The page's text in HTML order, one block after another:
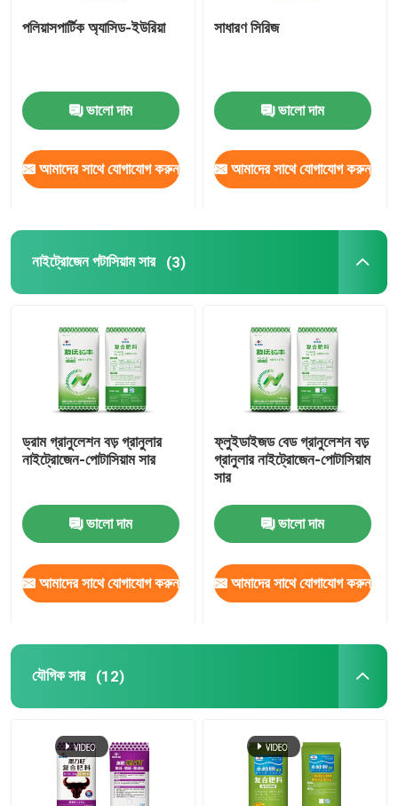
ভিডিও
পলিয়াসপার্টিক অ্যাসিড-ইউরিয়া
ভালো দাম
আমাদের সাথে যোগাযোগ করুন
সাধারণ সিরিজ
ভালো দাম
আমাদের সাথে যোগাযোগ করুন
নাইট্রোজেন পটাসিয়াম সার (3)
ড্রাম গ্রানুলেশন বড় গ্রানুলার
নাইট্রোজেন-পোটাসিয়াম সার
ভালো দাম
আমাদের সাথে যোগাযোগ করুন
ফ্লুইডাইজড বেড গ্রানুলেশন বড়
গ্রানুলার নাইট্রোজেন-পোটাসিয়াম
সার
ভালো দাম
আমাদের সাথে যোগাযোগ করুন
যৌগিক সার (12)